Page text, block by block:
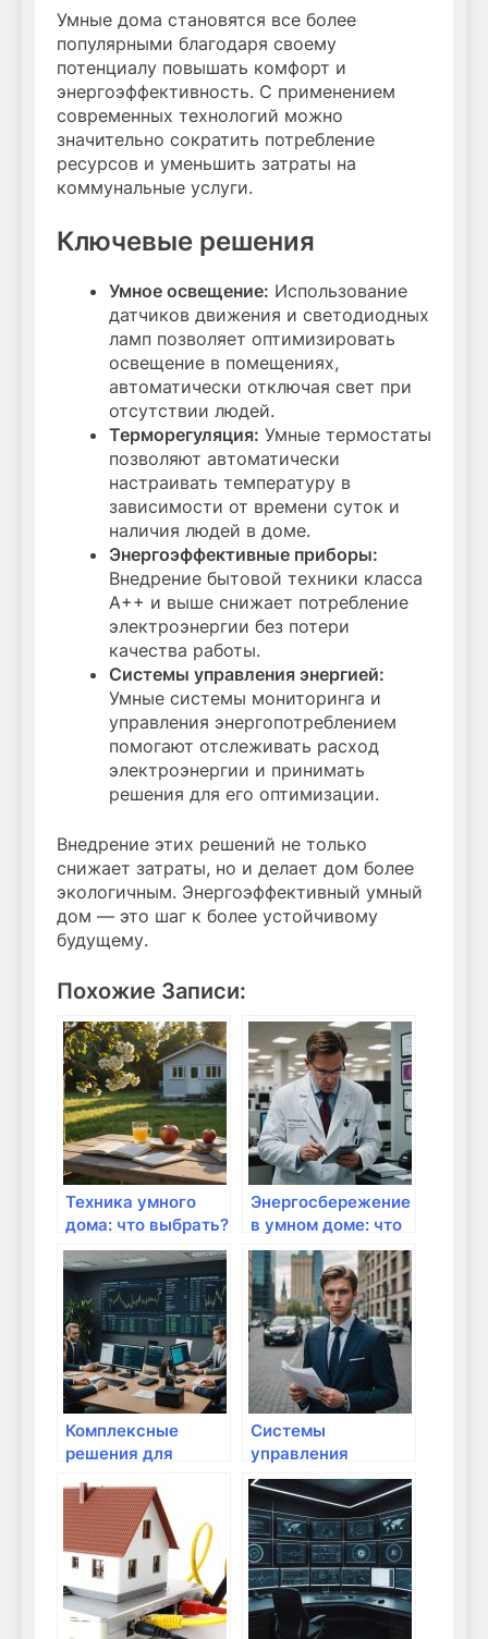
Умные дома становятся все более
популярными благодаря своему
потенциалу повышать комфорт и
энергоэффективность. С применением
современных технологий можно
значительно сократить потребление
ресурсов и уменьшить затраты на
коммунальные услуги.
Ключевые решения
Умное освещение: Использование
датчиков движения и светодиодных
ламп позволяет оптимизировать
освещение в помещениях,
автоматически отключая свет при
отсутствии людей.
Терморегуляция: Умные термостаты
позволяют автоматически
настраивать температуру в
зависимости от времени суток и
наличия людей в доме.
Энергоэффективные приборы:
Внедрение бытовой техники класса
A++ и выше снижает потребление
электроэнергии без потери
качества работы.
Системы управления энергией:
Умные системы мониторинга и
управления энергопотреблением
помогают отслеживать расход
электроэнергии и принимать
решения для его оптимизации.
Внедрение этих решений не только
снижает затраты, но и делает дом более
экологичным. Энергоэффективный умный
дом — это шаг к более устойчивому
будущему.
Похожие Записи:
Техника умного
дома: что выбрать?
Энергосбережение
в умном доме: что
можно
оптимизировать?
Комплексные
решения для
выбрать?
Системы
управления
домашним
интернетом:
полезные решения